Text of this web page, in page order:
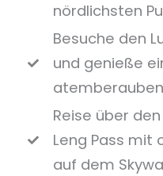
nördlichsten
Besuche den
und genieße
Reise über
Leng Pass mit
auf dem